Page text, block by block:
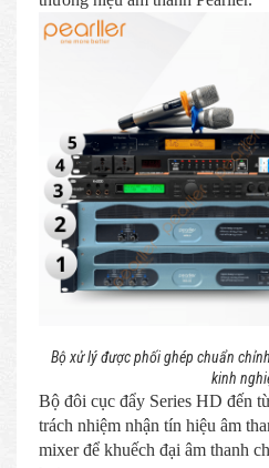
Bộ xử lý được phối ghép chuẩn
kinh
Bộ đôi cục đẩy Series HD đến
trách nhiệm nhận tín hiệu âm
mixer để khuếch đại âm thanh